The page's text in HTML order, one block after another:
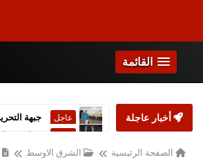
القائمة
أخبار عاجلة عاجل
الصفحة الرئيسية الشرق الاوسط